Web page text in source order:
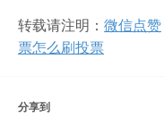
转载请注明： 微信点赞
票怎么刷投票
分享到